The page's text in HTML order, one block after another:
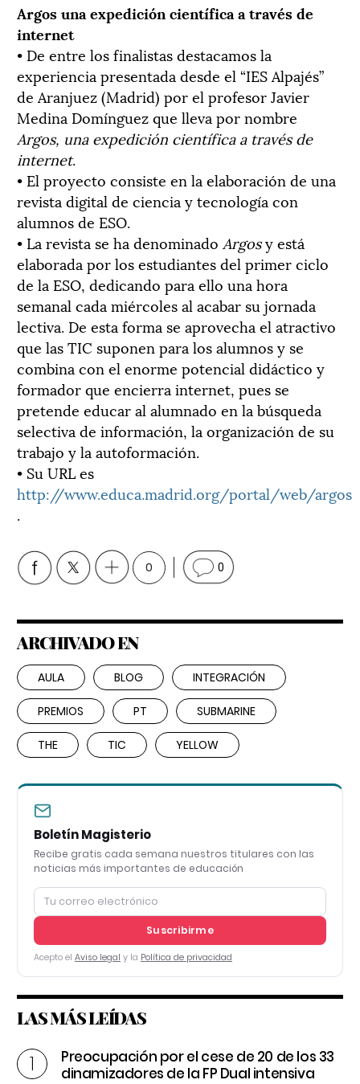
Argos una expedición científica a través de
internet
• De entre los finalistas destacamos la
experiencia presentada desde el “IES Alpajés”
de Aranjuez (Madrid) por el profesor Javier
Medina Domínguez que lleva por nombre
Argos, una expedición científica a través de
internet.
• El proyecto consiste en la elaboración de una
revista digital de ciencia y tecnología con
alumnos de ESO.
• La revista se ha denominado Argosy está
elaborada por los estudiantes del primer ciclo
de la ESO, dedicando para ello una hora
semanal cada miércoles al acabar su jornada
lectiva. De esta forma se aprovecha el atractivo
que las TIC suponen para los alumnos y se
combina con el enorme potencial didáctico y
formador que encierra internet, pues se
pretende educar al alumnado en la búsqueda
selectiva de información, la organización de su
trabajo y la autoformación.
• Su URL es
http://www.educa.madrid.org/portal/web/argos
.
0 0
ARCHIVADO EN
AULA BLOG INTEGRACIÓN
PREMIOS PT SUBMARINE
THE TIC YELLOW
Boletín Magisterio
Recibe gratis cada semana nuestros titulares con las
noticias más importantes de educación
Suscribirme
Acepto el Aviso legal y la Política de privacidad
LAS MÁS LEÍDAS
Preocupación por el cese de 20 de los 33
dinamizadores de la FP Dual intensiva